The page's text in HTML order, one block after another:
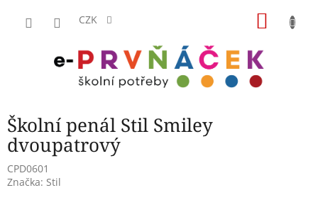
CZK
Školní penál Stil Smiley
dvoupatrový
CPD0601
Značka: Stil